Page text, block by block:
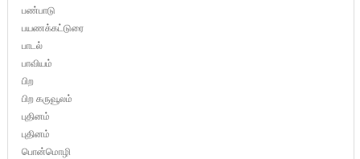
பண்பாடு
பயணக்கட்டுரை
பாடல்
பாவியம்
பிற
பிற கருவூலம்
புதினம்
புதினம்
பொன்மொழி